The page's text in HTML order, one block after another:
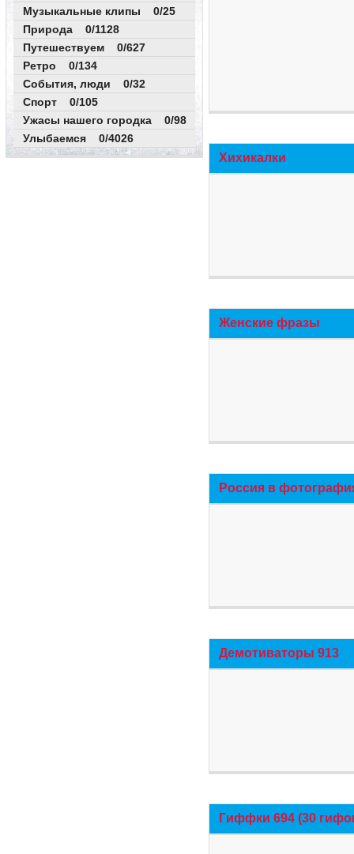
Музыкальные клипы 0/25
Природа 0/1128
Путешествуем 0/627
Ретро 0/134
События, люди 0/32
Спорт 0/105
Ужасы нашего городка 0/98
Улыбаемся 0/4026
Хихикалки
Женские фразы
Россия в
Демотиваторы 913
Гиффки 694 (30